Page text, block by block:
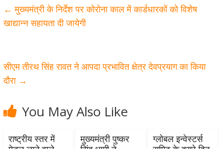
← मुख्यमंत्री के निर्देश पर कोरोना काल में कार्डधारकों को विशेष
खाद्यान्न सहायता दी जायेगी
सीएम तीरथ सिंह रावत ने आपदा प्रभावित क्षेत्र देवप्रयाग का किया
दौरा →
You May Also Like
राष्ट्रीय स्तर में
मुख्यमंत्री पुष्कर
ग्लोबल इन्वेस्टर्स